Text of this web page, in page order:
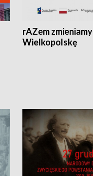
rAZem zmieniamy
Wielkopolskę